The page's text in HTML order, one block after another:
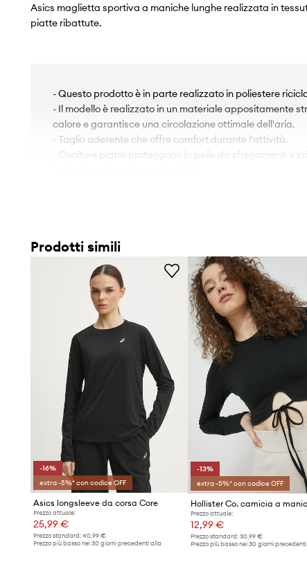
Asics maglietta sportiva a maniche lunghe realizzata in
piatte ribattute.
- Questo prodotto è in parte realizzato in poliestere
- Il modello è realizzato in un materiale appositamente
calore e garantisce una circolazione ottimale dell'aria.
- Taglio aderente che offre comfort durante l'attività.
- Cuciture piatte proteggono la pelle da sfregamenti e
- Larghezza sotto l'ascella: 50 cm.
- Misure per la taglia: S.
Prodotti simili
-16%
extra -5%* con codice OFF
Asics longsleeve da corsa Core
Prezzo attuale:
25,99 €
Prezzo standard: 40,99 €
Prezzo più basso nei 30 giorni precedenti alla
-13%
extra -5%* con codice OFF
Prezzo attuale:
12,99 €
Prezzo standard:30,99 €
Prezzo più basso nei 30 giorni